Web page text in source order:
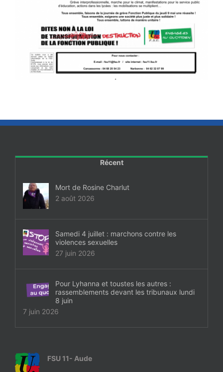
Récent
Mort de Rosine Charlut
2 août 2026
Samedi 4 juillet : marchons contre les
violences sexuelles
27 juin 2026
Pour Lyhanna et toustes les autres :
rassemblements devant les tribunaux lundi
8 juin
7 juin 2026
FSU 11- Aude